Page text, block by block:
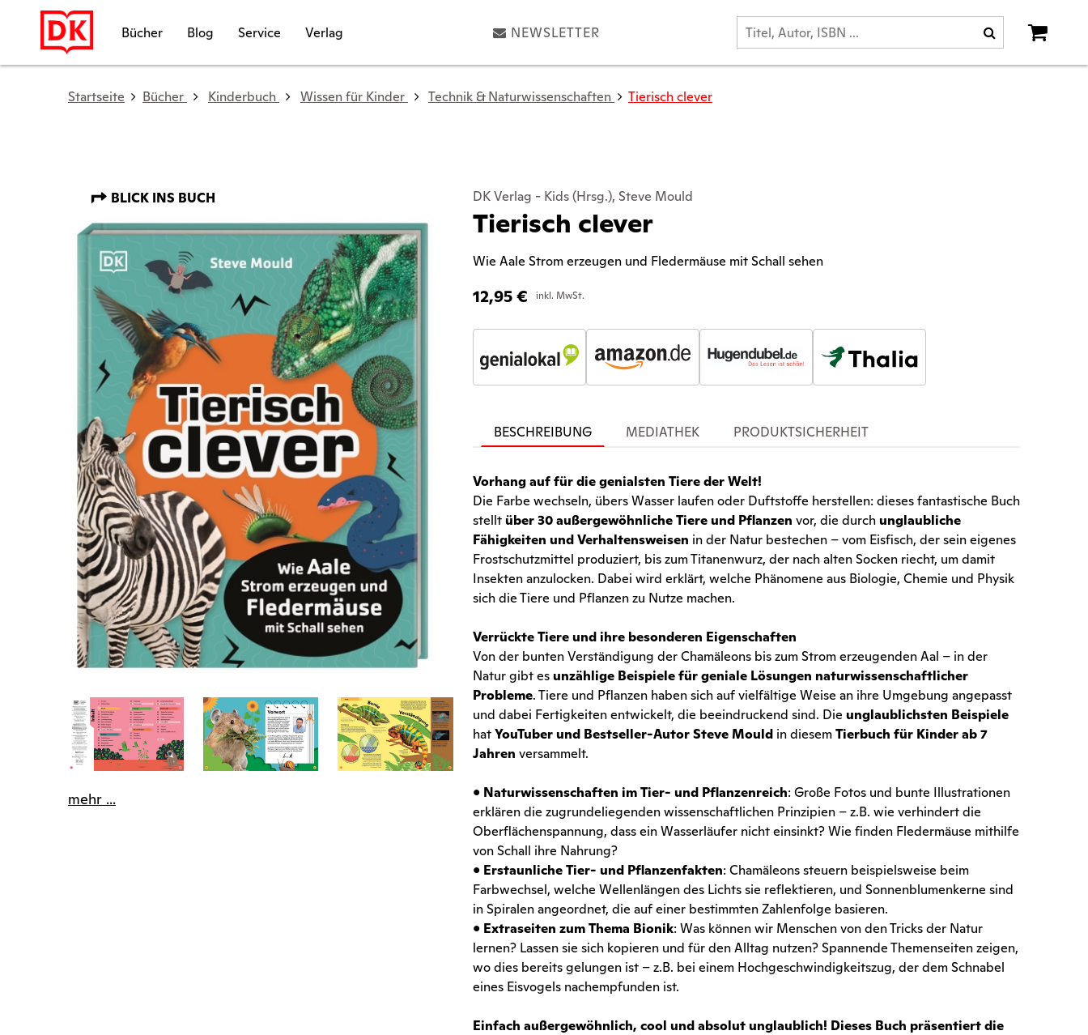
Bücher Blog Service Verlag NEWSLETTER
Startseite Bücher Kinderbuch Wissen für Kinder Technik & Naturwissenschaften Tierisch clever
BLICK INS BUCH
mehr ...
DK Verlag - Kids (Hrsg.), Steve Mould
Tierisch clever
Wie Aale Strom erzeugen und Fledermäuse mit Schall sehen
12,95€ inkl. MwSt.
BESCHREIBUNG MEDIATHEK PRODUKTSICHERHEIT
Vorhang auf für die genialsten Tiere der Welt!
Die Farbe wechseln, übers Wasser laufen oder Duftstoffe herstellen: dieses fantastische Buch
stelltüber 30 außergewöhnliche Tiere und Pflanzen vor, die durchunglaubliche
Fähigkeiten und Verhaltensweisen in der Natur bestechen – vom Eisfisch, der sein eigenes
Frostschutzmittel produziert, bis zum Titanenwurz, der nach alten Socken riecht, um damit
Insekten anzulocken. Dabei wird erklärt, welche Phänomene aus Biologie, Chemie und Physik
sich die Tiere und Pflanzen zu Nutze machen.
Verrückte Tiere und ihre besonderen Eigenschaften
Von der bunten Verständigung der Chamäleons bis zum Strom erzeugenden Aal – in der
Natur gibt esunzählige Beispiele für geniale Lösungen naturwissenschaftlicher
Probleme. Tiere und Pflanzen haben sich auf vielfältige Weise an ihre Umgebung angepasst
und dabei Fertigkeiten entwickelt, die beeindruckend sind. Die unglaublichsten Beispiele
hatYouTuber und Bestseller-Autor Steve Mould in diesemTierbuch für Kinder ab 7
Jahren versammelt.
• Naturwissenschaften im Tier- und Pflanzenreich: Große Fotos und bunte Illustrationen
erklären die zugrundeliegenden wissenschaftlichen Prinzipien – z.B. wie verhindert die
Oberflächenspannung, dass ein Wasserläufer nicht einsinkt? Wie finden Fledermäuse mithilfe
von Schall ihre Nahrung?
• Erstaunliche Tier- und Pflanzenfakten: Chamäleons steuern beispielsweise beim
Farbwechsel, welche Wellenlängen des Lichts sie reflektieren, und Sonnenblumenkerne sind
in Spiralen angeordnet, die auf einer bestimmten Zahlenfolge basieren.
• Extraseiten zum Thema Bionik: Was können wir Menschen von den Tricks der Natur
lernen? Lassen sie sich kopieren und für den Alltag nutzen? Spannende Themenseiten zeigen,
wo dies bereits gelungen ist – z.B. bei einem Hochgeschwindigkeitszug, der dem Schnabel
eines Eisvogels nachempfunden ist.
Einfach außergewöhnlich, cool und absolut unglaublich! Dieses Buch präsentiert die